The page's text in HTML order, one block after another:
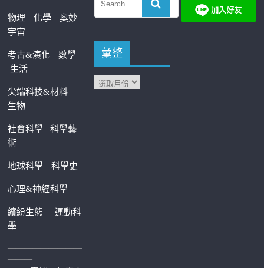
物理 化學
奧妙
宇宙
考古&演化
數學
生活
尖端科技&材料
生物
社會科學科學藝
術
地球科學 科學史
心理&神經科學
繽紛生態運動科
學
—————————
———
彙整